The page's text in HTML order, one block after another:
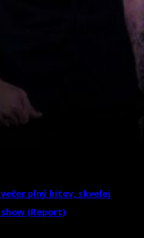
plný hitov, skvelej
(Report)